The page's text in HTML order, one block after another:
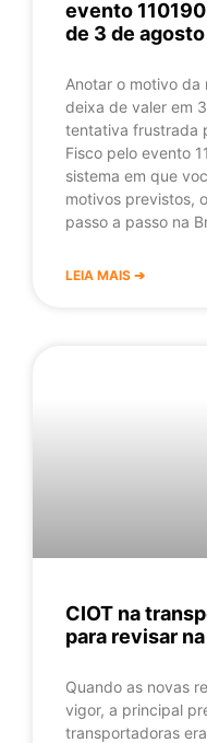
evento
de 3 de
Anotar o motivo da
deixa de valer em
tentativa frustrada
Fisco pelo evento
sistema em que
motivos previstos,
passo a passo na
LEIA MAIS ➔
CIOT na
para revisar
Quando as novas
vigor, a principal
transportadoras